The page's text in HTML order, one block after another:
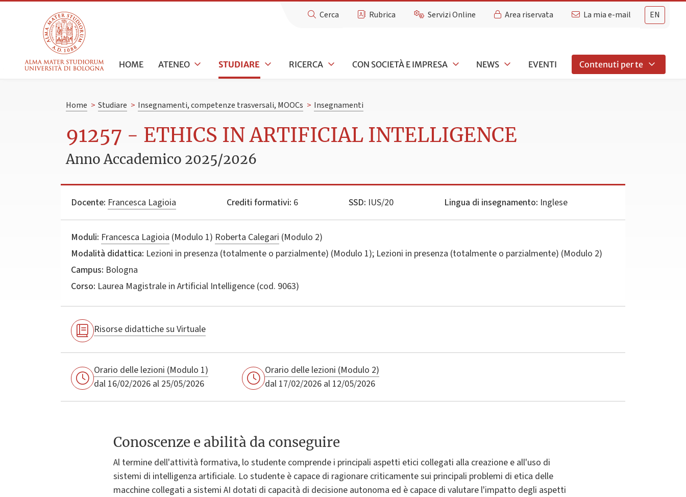
EN
Cerca Rubrica Servizi Online Area riservata La mia e-mail
HOME ATENEO STUDIARE RICERCA CON SOCIETÀ E IMPRESA NEWS EVENTI Contenuti per te
Home > Studiare > Insegnamenti, competenze trasversali, MOOCs > Insegnamenti
91257 - ETHICS IN ARTIFICIAL INTELLIGENCE
Anno Accademico 2025/2026
Docente: Francesca Lagioia Crediti formativi: 6 SSD: IUS/20 Lingua di insegnamento: Inglese
Moduli: Francesca Lagioia (Modulo 1) Roberta Calegari (Modulo 2)
Modalità didattica: Lezioni in presenza (totalmente o parzialmente) (Modulo 1); Lezioni in presenza (totalmente o parzialmente) (Modulo 2)
Campus: Bologna
Corso: Laurea Magistrale in Artificial Intelligence (cod. 9063)
Risorse didattiche su Virtuale
Orario delle lezioni (Modulo 1)
dal 16/02/2026 al 25/05/2026
Orario delle lezioni (Modulo 2)
dal 17/02/2026 al 12/05/2026
Conoscenze e abilità da conseguire
Al termine dell'attività formativa, lo studente comprende i principali aspetti etici collegati alla creazione e all'uso di
sistemi di intelligenza artificiale. Lo studente è capace di ragionare criticamente sui principali problemi di etica delle
macchine collegati a sistemi AI dotati di capacità di decisione autonoma ed è capace di valutare l'impatto degli aspetti